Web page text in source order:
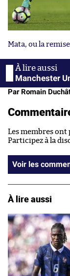
Mata, ou la
Manchester
Par Romain
Les membres
Participez à la
Voir les
À lire aussi